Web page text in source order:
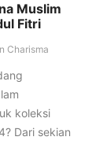
Muslim
Fitri
Charisma
koleksi
Dari sekian